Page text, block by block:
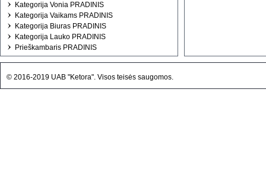
Kategorija Vonia PRADINIS
Kategorija Vaikams PRADINIS
Kategorija Biuras PRADINIS
Kategorija Lauko PRADINIS
Prieškambaris PRADINIS
© 2016-2019 UAB "Ketora". Visos teisės saugomos.